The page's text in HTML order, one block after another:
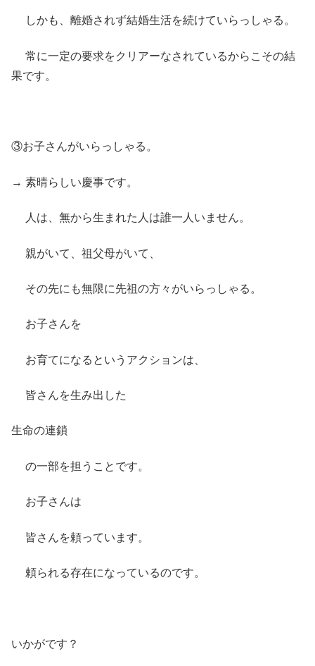
しかも、離婚されず結婚生活を続けていらっしゃる。
常に一定の要求をクリアーなされているからこその結
果です。
③お子さんがいらっしゃる。
→ 素晴らしい慶事です。
人は、無から生まれた人は誰一人いません。
親がいて、祖父母がいて、
その先にも無限に先祖の方々がいらっしゃる。
お子さんを
お育てになるというアクションは、
皆さんを生み出した
生命の連鎖
の一部を担うことです。
お子さんは
皆さんを頼っています。
頼られる存在になっているのです。
いかがです？